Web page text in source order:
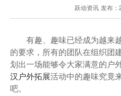
跃动资讯 发布
有趣、趣味已经成为越来
的要求，所有的团队在组织团
划出一场能够令大家满意的户
汉户外拓展活动中的趣味究竟
吧。